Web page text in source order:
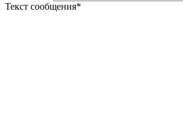
Текст сообщения*